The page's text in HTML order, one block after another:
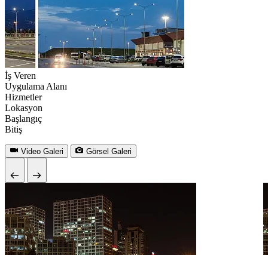
İş Veren
Uygulama Alanı
Hizmetler
Lokasyon
Başlangıç
Bitiş
Video Galeri Görsel Galeri